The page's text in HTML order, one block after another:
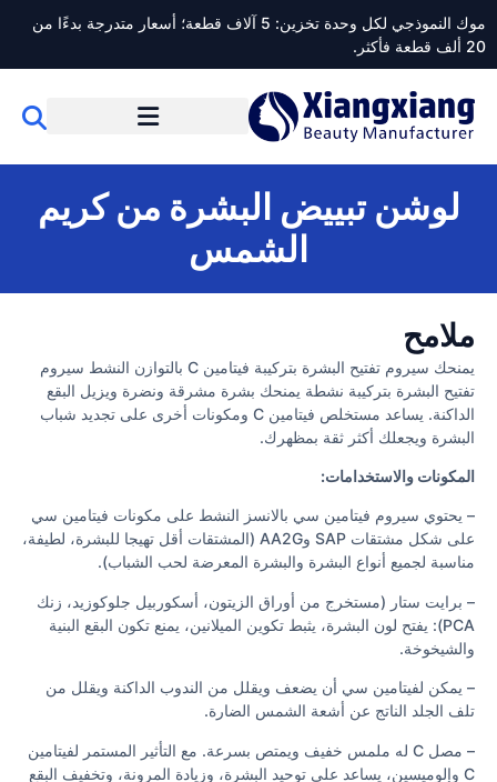
موك النموذجي لكل وحدة تخزين: 5 آلاف قطعة؛ أسعار متدرجة بدءًا من
20 ألف قطعة فأكثر.
لوشن تبييض البشرة من كريم
الشمس
ملامح
يمنحك سيروم تفتيح البشرة بتركيبة فيتامين C بالتوازن النشط سيروم
تفتيح البشرة بتركيبة نشطة يمنحك بشرة مشرقة ونضرة ويزيل البقع
الداكنة. يساعد مستخلص فيتامين C ومكونات أخرى على تجديد شباب
البشرة ويجعلك أكثر ثقة بمظهرك.
المكونات والاستخدامات:
– يحتوي سيروم فيتامين سي بالانسز النشط على مكونات فيتامين سي
على شكل مشتقات SAP وAA2G (المشتقات أقل تهيجا للبشرة، لطيفة،
مناسبة لجميع أنواع البشرة والبشرة المعرضة لحب الشباب).
– برايت ستار (مستخرج من أوراق الزيتون، أسكوربيل جلوكوزيد، زنك
PCA): يفتح لون البشرة، يثبط تكوين الميلانين، يمنع تكون البقع البنية
والشيخوخة.
– يمكن لفيتامين سي أن يضعف ويقلل من الندوب الداكنة ويقلل من
تلف الجلد الناتج عن أشعة الشمس الضارة.
– مصل C له ملمس خفيف ويمتص بسرعة. مع التأثير المستمر لفيتامين
C وإلوميسين، يساعد على توحيد البشرة، وزيادة المرونة، وتخفيف البقع